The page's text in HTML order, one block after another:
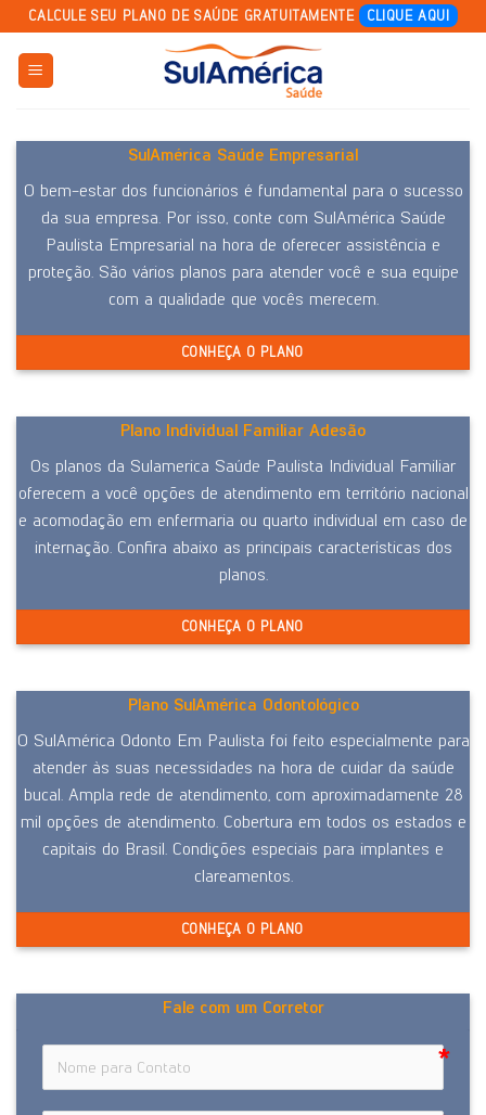
Skip
to
content
CALCULE SEU PLANO DE SAÚDE GRATUITAMENTE CLIQUE AQUI
SulAmérica Saúde Empresarial
O bem-estar dos funcionários é fundamental para o sucesso
da sua empresa. Por isso, conte com SulAmérica Saúde
Paulista Empresarial na hora de oferecer assistência e
proteção. São vários planos para atender você e sua equipe
com a qualidade que vocês merecem.
CONHEÇA O PLANO
Plano Individual Familiar Adesão
Os planos da Sulamerica Saúde Paulista Individual Familiar
oferecem a você opções de atendimento em território nacional
e acomodação em enfermaria ou quarto individual em caso de
internação. Confira abaixo as principais características dos
planos.
CONHEÇA O PLANO
Plano SulAmérica Odontológico
O SulAmérica Odonto Em Paulista foi feito especialmente para
atender às suas necessidades na hora de cuidar da saúde
bucal. Ampla rede de atendimento, com aproximadamente 28
mil opções de atendimento. Cobertura em todos os estados e
capitais do Brasil. Condições especiais para implantes e
clareamentos.
CONHEÇA O PLANO
Fale com um Corretor